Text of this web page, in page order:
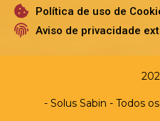
Política de uso de
Aviso de privacidade
- Solus Sabin - Todos